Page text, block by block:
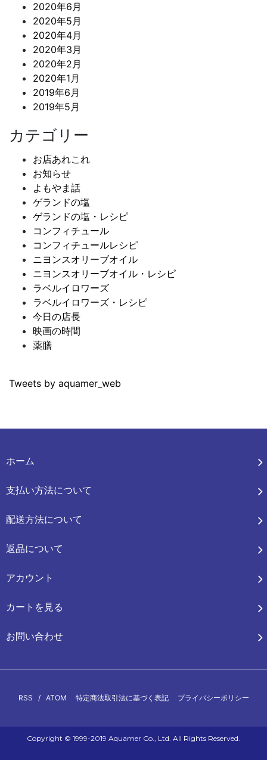
2020年6月
2020年5月
2020年4月
2020年3月
2020年2月
2020年1月
2019年6月
2019年5月
カテゴリー
お店あれこれ
お知らせ
よもやま話
ゲランドの塩
ゲランドの塩・レシピ
コンフィチュール
コンフィチュールレシピ
ニヨンスオリーブオイル
ニヨンスオリーブオイル・レシピ
ラベルイロワーズ
ラベルイロワーズ・レシピ
今日の店長
映画の時間
薬膳
Tweets by aquamer_web
ホーム
支払い方法について
配送方法について
返品について
アカウント
カートを見る
お問い合わせ
RSS / ATOM 特定商法取引法に基づく表記 プライバシーポリシー
Copyright © 1999-2019 Aquamer Co., Ltd. All Rights Reserved.